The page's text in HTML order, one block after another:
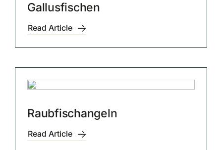
Gallusfischen
Read Article
Raubfischangeln
Read Article